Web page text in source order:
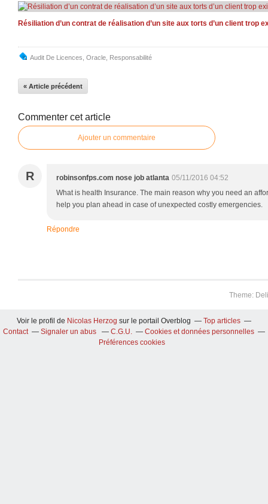
Résiliation d’un contrat de réalisation d’un site aux torts d’un client trop
Audit De Licences Oracle Responsabilité
« Article précédent
Commenter cet article
Ajouter un commentaire
R robinsonfps.com nose job atlanta 05/11/2016 04:52
What is health Insurance. The main reason why you need an
help you plan ahead in case of unexpected costly emergencies.
Répondre
Theme:
Voir le profil de Nicolas Herzog sur le portail Overblog
Top articles
Contact
Signaler un abus C.G.U.
Cookies et données personnelles
Préférences cookies